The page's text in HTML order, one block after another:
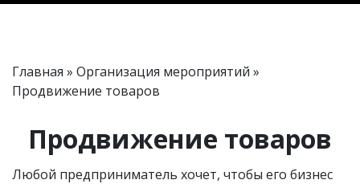
Главная » Организация мероприятий »
Продвижение товаров
Продвижение товаров
Любой предприниматель хочет, чтобы его бизнес